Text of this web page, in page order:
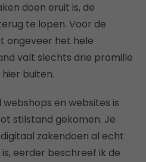
doen eruit is, de
te lopen. Voor de
ongeveer het hele
valt slechts drie promille
buiten.
en websites is
stilstand gekomen. Je
zakendoen al echt
eerder beschreef ik de